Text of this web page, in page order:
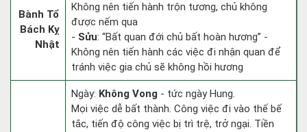
Bành Tổ
Bách Kỵ
Nhật
Không nên tiến hành trộn tương, chủ không
được nếm qua
- Sửu: “Bất quan đới chủ bất hoàn hương” -
Không nên tiến hành các việc đi nhận quan để
tránh việc gia chủ sẽ không hồi hương
Ngày: Không Vong - tức ngày Hung.
Mọi việc dễ bất thành. Công việc đi vào thế bế
tắc, tiến độ công việc bị trì trệ, trở ngại. Tiền